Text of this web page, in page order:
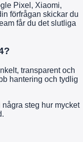
Pixel, Xiaomi,
förfrågan skickar du
får du det slutliga
transparent och
hantering och tydlig
steg hur mycket